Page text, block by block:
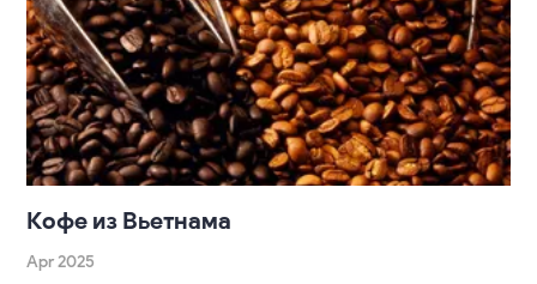
Кофе из Вьетнама
Apr 2025